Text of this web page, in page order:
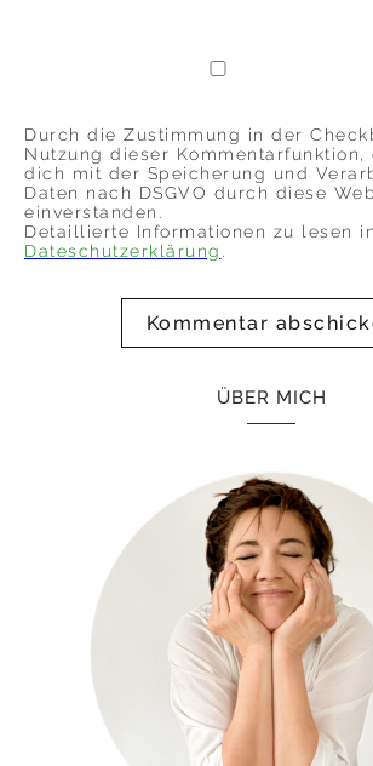
Durch die Zustimmung in der
Nutzung dieser Kommentarfunktion,
dich mit der Speicherung und
Daten nach DSGVO durch diese
einverstanden.
Detaillierte Informationen zu lesen
Dateschutzerklärung
ÜBER MICH